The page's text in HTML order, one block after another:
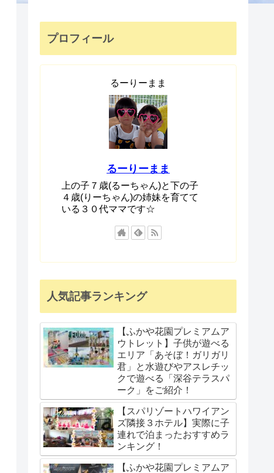
プロフィール
るーりーまま
るーりーまま
上の子７歳(るーちゃん)と下の子
４歳(りーちゃん)の姉妹を育てて
いる３０代ママです☆
人気記事ランキング
【ふかや花園プレミアムア
ウトレット】子供が遊べる
エリア「あそぼ！ガリガリ
君」と水遊びやアスレチッ
クで遊べる「深谷テラスパ
ーク」をご紹介！
【スパリゾートハワイアン
ズ隣接３ホテル】実際に子
連れで泊まったおすすめラ
ンキング！
【ふかや花園プレミアムア